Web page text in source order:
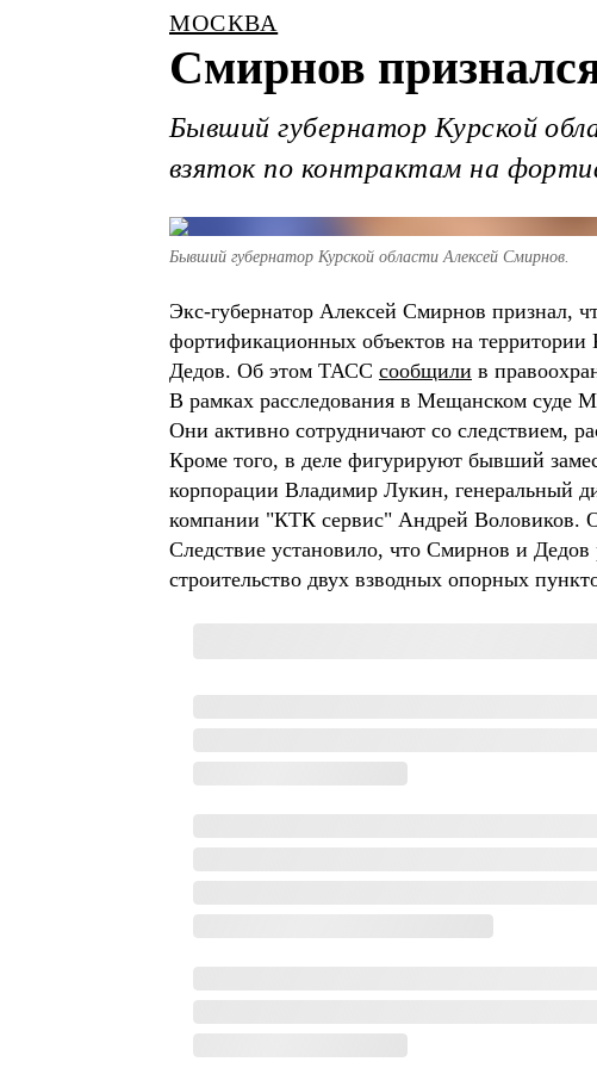
МОСКВА
Смирнов
Бывший губернатор Курской
взяток по контрактам на
Бывший губернатор Курской области Алексей Смирнов.
Экс-губернатор Алексей Смирнов признал,
фортификационных объектов на территории
Дедов. Об этом ТАСС сообщили в
В рамках расследования в Мещанском суде
Они активно сотрудничают со следствием,
Кроме того, в деле фигурируют бывший
корпорации Владимир Лукин, генеральный
компании "КТК сервис" Андрей Воловиков.
Следствие установило, что Смирнов и
строительство двух взводных опорных